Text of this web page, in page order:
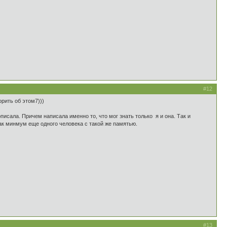
#12
об этом7)))
Причем написала именно то, что мог знать только я и она. Так и
минмум еще одного человека с такой же памятью.
#13